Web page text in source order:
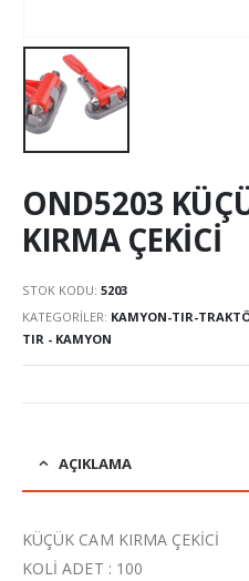
OND5203
KIRMA ÇEKİCİ
STOK KODU: 5203
KATEGORILER: KAMYON-TIR-
TIR - KAMYON
AÇIKLAMA
KÜÇÜK CAM KIRMA ÇEKİCİ
KOLİ ADET : 100